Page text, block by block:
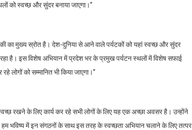
को स्वच्छ और सुंदर बनाया जाएगा।’’
का मुख्य स्रोत है। देश-दुनिया से आने वाले पर्यटकों को यहां स्वच्छ और सुंदर
है। इस विशेष अभियान में प्रदेश भर के प्रमुख पर्यटन स्थलों में विशेष सफाई
लोगों को सम्मानित भी किया जाएगा।’’
रखने के लिए कार्य कर रहे सभी लोगों के लिए यह एक अच्छा अवसर है। उन्होंने
भविष्य में इन संगठनों के साथ इस तरह के स्वच्छता अभियान चलाने के लिए तत्पर